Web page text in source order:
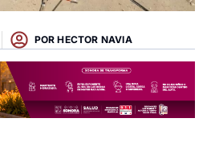
POR HECTOR NAVIA